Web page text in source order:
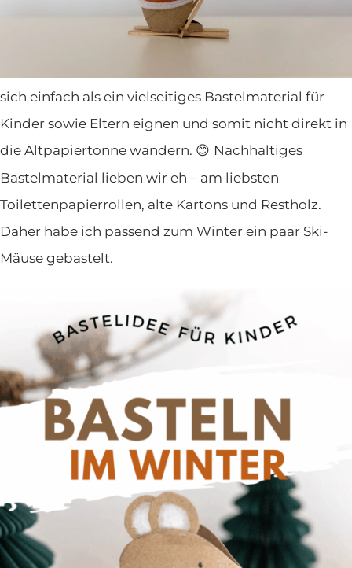
mit Kindern basteln – zum Beispiel diese
. Das Praktische: Die leeren
sich einfach als ein vielseitiges Bastelmaterial für
Kinder sowie Eltern eignen und somit nicht direkt in
die Altpapiertonne wandern. 😊 Nachhaltiges
Bastelmaterial lieben wir eh – am liebsten
Toilettenpapierrollen, alte Kartons und Restholz.
Daher habe ich passend zum Winter ein paar Ski-
Mäuse gebastelt.